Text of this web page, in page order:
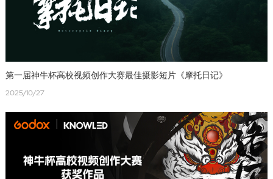
第一届神牛杯高校视频创作大赛最佳摄影短片《摩托日记》
2025/10/27